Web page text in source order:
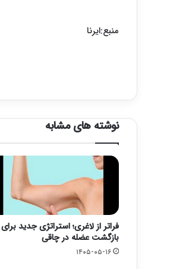
منبع:ایرنا
نوشته های مشابه
فراتر از لاغری؛ استراتژی جدید برای
بازگشت عضله در چاقی
۱۴۰۵-۰۵-۱۶